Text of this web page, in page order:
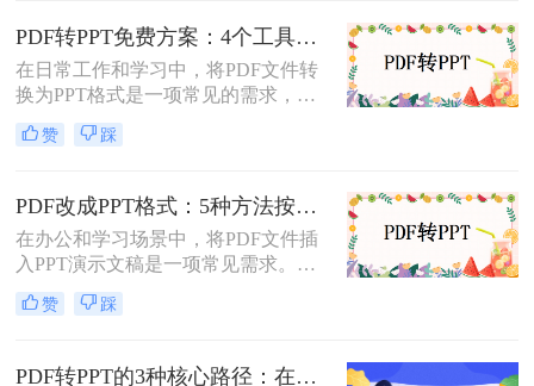
PPT呢？本文将详细介绍两种常见的
PDF转PPT方法，帮助用户轻松完成
文件格式转换。
PDF转PPT免费方案：4个工具的文件限制和输出质量对比！
在日常工作和学习中，将PDF文件转
换为PPT格式是一项常见的需求，以
便更好地进行演示和分享。虽然市面
上有许多专业的转换软件和服务，但
费。那么pdf如何免费转换ppt呢？以
下将介绍四种免费将PDF转换为PPT
的方法，帮助用户轻松实现格式转
换。
赞 踩
PDF改成PPT格式：5种方法按页面复杂度选择！
在办公和学习场景中，将PDF文件插
入PPT演示文稿是一项常见需求。无
论是展示报告、图表，还是分享文档
内容，合理选择插入方法能显著提升
改成PPT呢？以下是五种常用方法的
赞 踩
PDF转PPT的3种核心路径：在线、软件和PPT自带的适用范围！